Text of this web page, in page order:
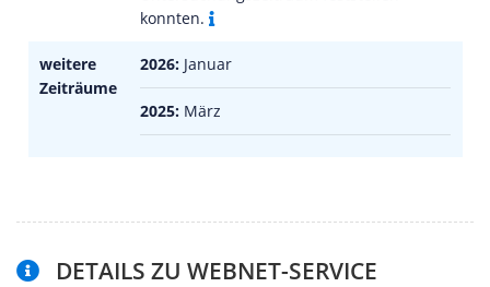
konnten.
weitere
Zeiträume
2026: Januar
2025: März
DETAILS ZU WEBNET-SERVICE